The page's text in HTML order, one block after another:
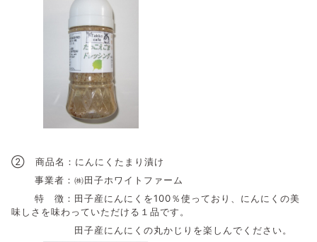
② 商品名：にんにくたまり漬け
事業者：㈱田子ホワイトファーム
特 徴：田子産にんにくを100％使っており、にんにくの美
味しさを味わっていただける１品です。
田子産にんにくの丸かじりを楽しんでください。